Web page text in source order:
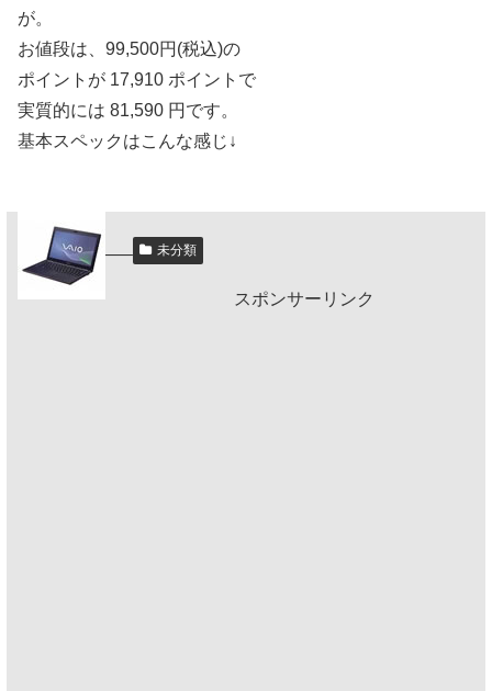
が。
お値段は、99,500円(税込)の
ポイントが 17,910 ポイントで
実質的には 81,590 円です。
基本スペックはこんな感じ↓
—– 未分類
スポンサーリンク